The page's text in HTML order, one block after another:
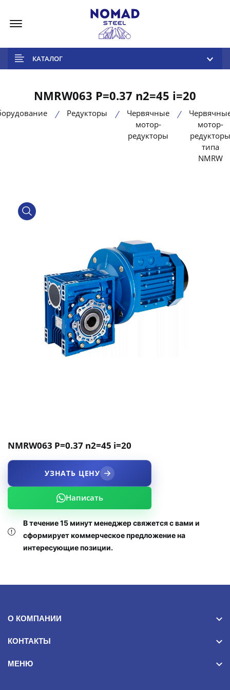
КАТАЛОГ
NMRW063 P=0.37 n2=45 i=20
Редукторы
Червячные
мотор-
редукторы
мотор-
редукторы
типа
NMRW
product view
NMRW063 P=0.37 n2=45 i=20
УЗНАТЬ ЦЕНУ
Написать
В течение 15 минут менеджер свяжется с вами и
сформирует коммерческое предложение на
интересующие позиции.
О КОМПАНИИ
КОНТАКТЫ
МЕНЮ